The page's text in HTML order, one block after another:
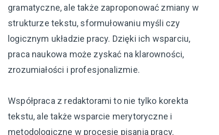
gramatyczne, ale także zaproponować zmiany w
strukturze tekstu, sformułowaniu myśli czy
logicznym układzie pracy. Dzięki ich wsparciu,
praca naukowa może zyskać na klarowności,
zrozumiałości i profesjonalizmie.
Współpraca z redaktorami to nie tylko korekta
tekstu, ale także wsparcie merytoryczne i
metodologiczne w procesie pisania pracy.